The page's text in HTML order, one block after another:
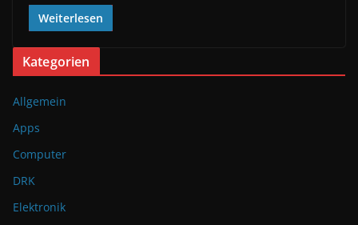
Weiterlesen
Kategorien
Allgemein
Apps
Computer
DRK
Elektronik